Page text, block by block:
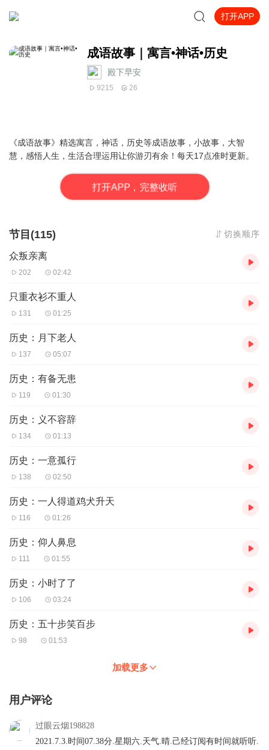
打开APP
成语故事｜寓言•神话•历史
殿下早安
9215 26
《成语故事》精选寓言，神话，历史等成语故事，小故事，大智
慧，感悟人生，生活合理运用让你游刃有余！每天17点准时更新。
打开APP，完整收听
节目(115) 切换顺序
众叛亲离
202 02:42
只重衣衫不重人
131 01:25
历史：月下老人
137 05:07
历史：有备无患
119 01:30
历史：义不容辞
134 01:13
历史：一意孤行
138 02:50
历史：一人得道鸡犬升天
116 01:26
历史：仰人鼻息
111 01:55
历史：小时了了
106 03:24
历史：五十步笑百步
98 01:53
加载更多
用户评论
过眼云烟198828
2021.7.3.时间07.38分.星期六.天气.晴.己经订阅有时间就听听.